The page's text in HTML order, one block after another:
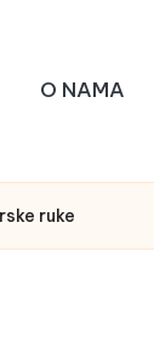
O NAMA
ruke